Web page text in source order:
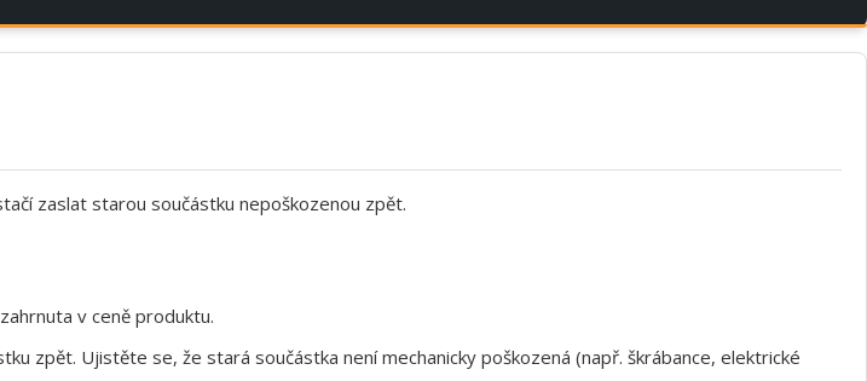
zaslat starou součástku nepoškozenou zpět.
v ceně produktu.
zpět. Ujistěte se, že stará součástka není mechanicky poškozená (např. škrábance, elektrické